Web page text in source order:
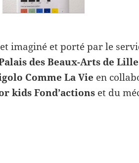
imaginé et porté par le
des Beaux-Arts de
Comme La Vie en
kids Fond’actionset du